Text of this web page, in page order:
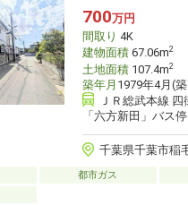
700万円
間取り 4K
建物面積67.06m2
土地面積107.4m2
築年月 1979年4月(
ＪＲ総武本線
「六方新田」バス
千葉県千葉市稲
都市ガス